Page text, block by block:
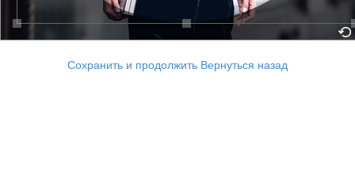
Сохранить и продолжить Вернуться назад